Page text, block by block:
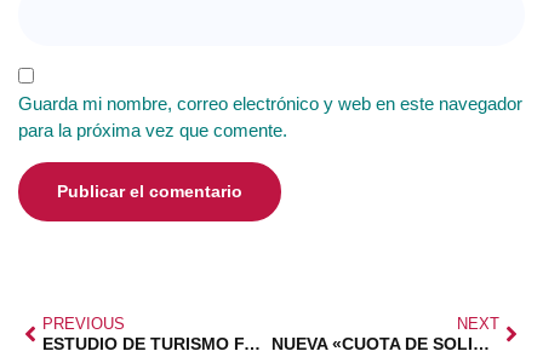
Guarda mi nombre, correo electrónico y web en este navegador
para la próxima vez que comente.
PREVIOUS
ESTUDIO DE TURISMO FAMILIAR FEFN
NEXT
NUEVA «CUOTA DE SOLIDARIDAD» EN IMPUESTOS